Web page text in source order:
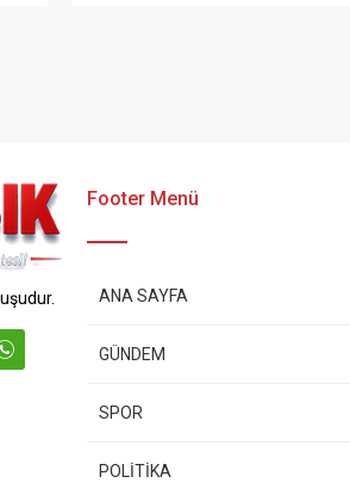
Footer Menü
ANA SAYFA
GÜNDEM
SPOR
POLİTİKA